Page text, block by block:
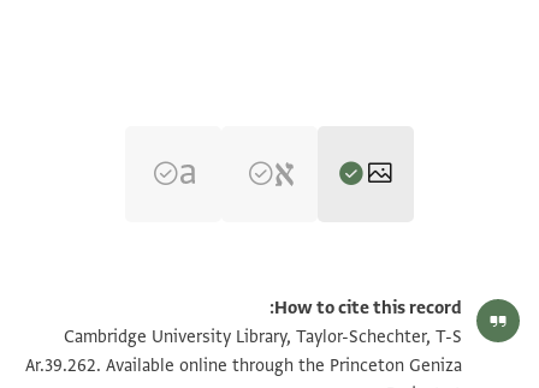
T-S Ar.39.262 1v הגדל וסובב
How to cite this record:
Cambridge University Library, Taylor-Schechter, T-S
Ar.39.262. Available online through the Princeton Geniza